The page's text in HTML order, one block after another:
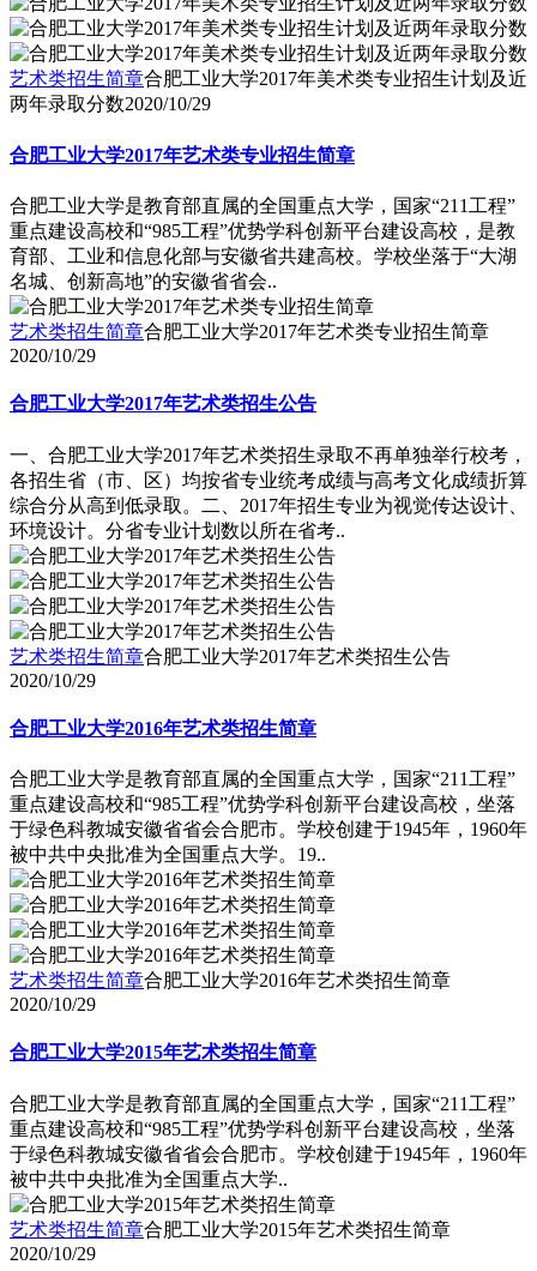
艺术类招生简章合肥工业大学2017年美术类专业招生计划及近
两年录取分数2020/10/29
合肥工业大学2017年艺术类专业招生简章
合肥工业大学是教育部直属的全国重点大学，国家“211工程”
重点建设高校和“985工程”优势学科创新平台建设高校，是教
育部、工业和信息化部与安徽省共建高校。学校坐落于“大湖
名城、创新高地”的安徽省省会..
艺术类招生简章合肥工业大学2017年艺术类专业招生简章
2020/10/29
合肥工业大学2017年艺术类招生公告
一、合肥工业大学2017年艺术类招生录取不再单独举行校考，
各招生省（市、区）均按省专业统考成绩与高考文化成绩折算
综合分从高到低录取。二、2017年招生专业为视觉传达设计、
环境设计。分省专业计划数以所在省考..
艺术类招生简章合肥工业大学2017年艺术类招生公告
2020/10/29
合肥工业大学2016年艺术类招生简章
合肥工业大学是教育部直属的全国重点大学，国家“211工程”
重点建设高校和“985工程”优势学科创新平台建设高校，坐落
于绿色科教城安徽省省会合肥市。学校创建于1945年，1960年
被中共中央批准为全国重点大学。19..
艺术类招生简章合肥工业大学2016年艺术类招生简章
2020/10/29
合肥工业大学2015年艺术类招生简章
合肥工业大学是教育部直属的全国重点大学，国家“211工程”
重点建设高校和“985工程”优势学科创新平台建设高校，坐落
于绿色科教城安徽省省会合肥市。学校创建于1945年，1960年
被中共中央批准为全国重点大学..
艺术类招生简章合肥工业大学2015年艺术类招生简章
2020/10/29